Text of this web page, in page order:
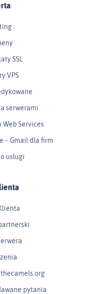
SSL
VPS
serwerami
Web Services
– Gmail dla firm
usługi
pytania